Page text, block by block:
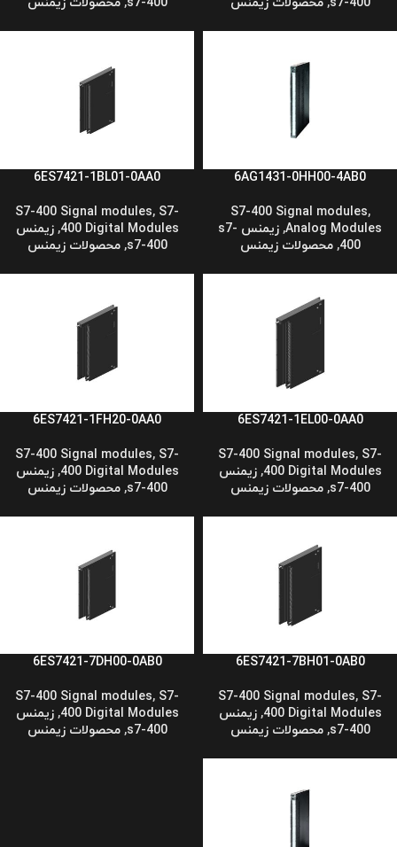
6AG1431-0HH00-4AB0
S7-400 Signal modules,
Analog Modules
,
زیمنس s7-
400
,محصولات زیمنس
6ES7421-1BL01-0AA0
S7-400 Signal modules, S7-
400 Digital Modules
,زیمنس
s7-400
,محصولات زیمنس
6ES7421-1EL00-0AA0
S7-400 Signal modules, S7-
400 Digital Modules
,زیمنس
s7-400
,محصولات زیمنس
6ES7421-1FH20-0AA0
S7-400 Signal modules, S7-
400 Digital Modules
,زیمنس
s7-400
,محصولات زیمنس
6ES7421-7BH01-0AB0
S7-400 Signal modules, S7-
400 Digital Modules
,زیمنس
s7-400
,محصولات زیمنس
6ES7421-7DH00-0AB0
S7-400 Signal modules, S7-
400 Digital Modules
,زیمنس
s7-400
,محصولات زیمنس